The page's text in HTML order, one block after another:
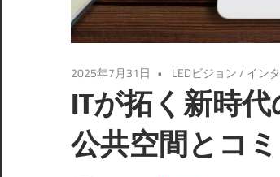
2025年7月31日 LEDビジョン/ イン
ITが拓く新時
公共空間とコ